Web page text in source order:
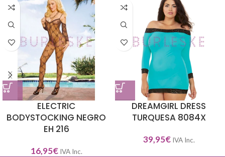
ELECTRIC
BODYSTOCKING NEGRO
EH 216
16,95€ IVA Inc.
DREAMGIRL DRESS
TURQUESA 8084X
39,95€ IVA Inc.